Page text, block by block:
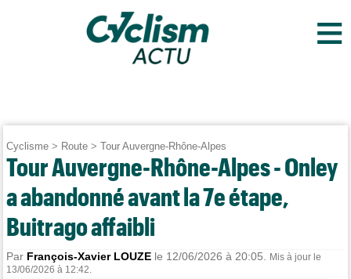
≡
Cyclisme > Route >Tour Auvergne-Rhône-Alpes
Tour Auvergne-Rhône-Alpes - Onley
a abandonné avant la 7e étape,
Buitrago affaibli
Par François-Xavier LOUZE le 12/06/2026 à 20:05.
Mis à jour le
13/06/2026 à 12:42.